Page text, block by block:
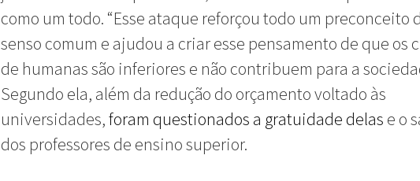
como um todo. “Esse ataque reforçou todo um preconceito
senso comum e ajudou a criar esse pensamento de que os
de humanas são inferiores e não contribuem para a
Segundo ela, além da redução do orçamento voltado às
universidades,foram questionados a gratuidade delas e o
dos professores de ensino superior.